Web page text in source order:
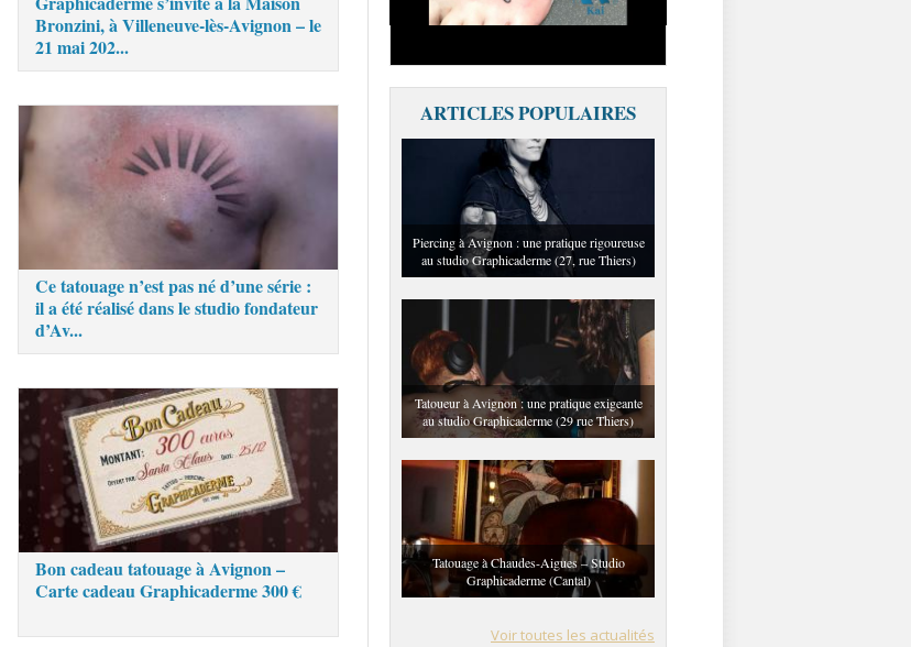
Bronzini, à Villeneuve-lès-Avignon – le
21 mai 202...
Ce tatouage n’est pas né d’une série :
il a été réalisé dans le studio fondateur
d’Av...
Bon cadeau tatouage à Avignon –
Carte cadeau Graphicaderme 300 €
ARTICLES POPULAIRES
Piercing à Avignon : une pratique rigoureuse
au studio Graphicaderme (27, rue Thiers)
Tatoueur à Avignon : une pratique exigeante
au studio Graphicaderme (29 rue Thiers)
Tatouage à Chaudes-Aigues – Studio
Graphicaderme (Cantal)
Voir toutes les actualités